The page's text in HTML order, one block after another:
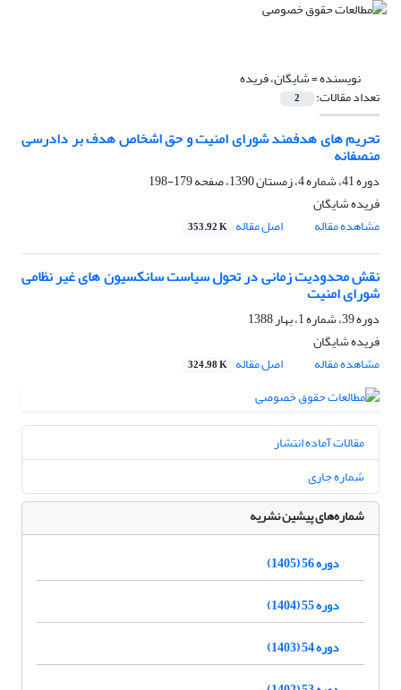
نویسنده =شایگان، فریده
تعداد مقالات: 2
تحریم های هدفمند شورای امنیت و حق اشخاص هدف بر دادرسی
منصفانه
دوره 41، شماره 4، زمستان 1390، صفحه
179-198
فریده شایگان
مشاهده مقاله
اصل مقاله 353.92 K
نقش محدودیت زمانی در تحول سیاست سانکسیون های غیر نظامی
شورای امنیت
دوره 39، شماره 1، بهار 1388
فریده شایگان
مشاهده مقاله
اصل مقاله 324.98 K
مقالات آماده انتشار
شماره جاری
شماره‌های پیشین نشریه
دوره 56 (1405)
دوره 55 (1404)
دوره 54 (1403)